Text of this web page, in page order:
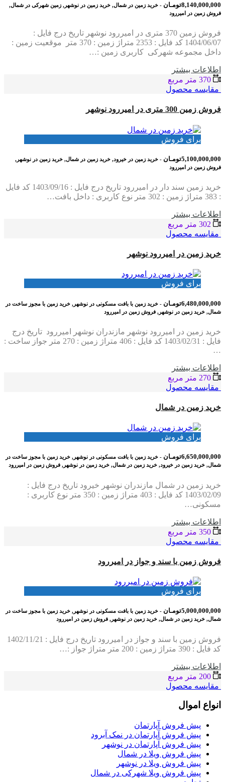
8,140,000,000تومـان
- خرید زمین در شمال, خرید زمین در نوشهر, زمین شهرکی در شمال,
فروش زمین در امیررود
فروش زمین 370 متری در امیررود نوشهر تاریخ درج فایل :
1404/06/07 کد فایل : 2353 متراژ زمین : 370 متر موقعیت زمین :
داخل مجموعه شهرکی کاربری زمین :…
اطلاعات بيشتر
مقایسه محصول
فروش زمین 300 متری در امیررود نوشهر
برای فروش
5,100,000,000تومـان
- خرید زمین در خیرود, خرید زمین در شمال, خرید زمین در نوشهر,
فروش زمین در امیررود
خرید زمین سند دار در امیررود تاریخ درج فایل : 1403/09/16 کد فایل
: 383 متراژ زمین : 302 متر نوع کاربری : داخل بافت…
اطلاعات بيشتر
مقایسه محصول
خرید زمین در امیررود نوشهر
برای فروش
6,480,000,000تومـان
- خرید زمین با بافت مسکونی در نوشهر, خرید زمین با مجوز ساخت در
شمال, خرید زمین در نوشهر, فروش زمین در امیررود
خرید زمین در امیررود نوشهر مازندران نوشهر امیررود تاریخ درج
فایل : 1403/02/31 کد فایل : 406 متراژ زمین : 270 متر جواز ساخت :
…
اطلاعات بيشتر
مقایسه محصول
خرید زمین در شمال
برای فروش
6,650,000,000تومـان
- خرید زمین با بافت مسکونی در نوشهر, خرید زمین با مجوز ساخت در
شمال, خرید زمین در خیرود, خرید زمین در شمال, خرید زمین در نوشهر, فروش زمین در امیررود
خرید زمین در شمال مازندران نوشهر خیرود تاریخ درج فایل :
1403/02/09 کد فایل : 403 متراژ زمین : 350 متر نوع کاربری :
مسکونی…
اطلاعات بيشتر
مقایسه محصول
فروش زمین با سند و جواز در امیررود
برای فروش
5,000,000,000تومـان
- خرید زمین با بافت مسکونی در نوشهر, خرید زمین با مجوز ساخت در
شمال, خرید زمین در شمال, خرید زمین در نوشهر, فروش زمین در امیررود
فروش زمین با سند و جواز در امیررود تاریخ درج فایل : 1402/11/21
کد فایل : 390 متراژ زمین : 200 متر متراژ جواز :…
اطلاعات بيشتر
مقایسه محصول
انواع اموال
پیش فروش آپارتمان
پیش فروش آپارتمان در نمک آبرود
پیش فروش آپارتمان در نوشهر
پیش فروش ویلا در شمال
پیش فروش ویلا در نوشهر
پیش فروش ویلا شهرکی در شمال